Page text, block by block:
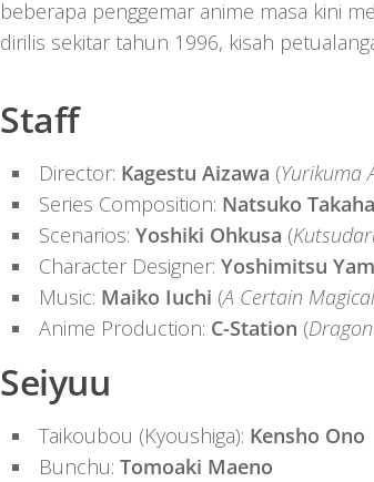
beberapa penggemar anime masa kini
dirilis sekitar tahun 1996, kisah
Staff
Director: Kagestu Aizawa (Yurikuma
Series Composition: Natsuko
Scenarios: Yoshiki Ohkusa (
Character Designer: Yoshimitsu
Music: Maiko Iuchi (A Certain
Anime Production: C-Station (
Seiyuu
Taikoubou (Kyoushiga): Kensho Ono
Bunchu: Tomoaki Maeno